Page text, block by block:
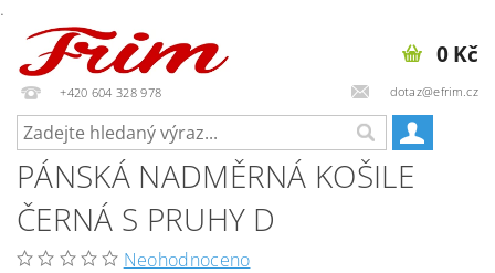
.
+420 604 328 978 dotaz@efrim.cz
0 Kč
PÁNSKÁ NADMĚRNÁ KOŠILE
ČERNÁ S PRUHY D
Neohodnoceno